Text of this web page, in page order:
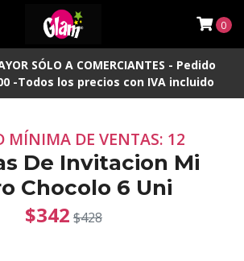
SÓLO A COMERCIANTES - Pedido
-Todos los precios con IVA incluido
0
MÍNIMA DE VENTAS: 12
De Invitacion Mi
Chocolo 6 Uni
$342 $428